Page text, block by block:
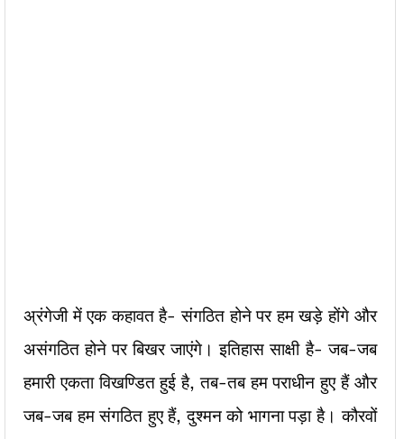
अ्रंगेजी में एक कहावत है- संगठित होने पर हम खड़े होंगे और
असंगठित होने पर बिखर जाएंगे। इतिहास साक्षी है- जब-जब
हमारी एकता विखण्डित हुई है, तब-तब हम पराधीन हुए हैं और
जब-जब हम संगठित हुए हैं, दुश्मन को भागना पड़ा है। कौरवों